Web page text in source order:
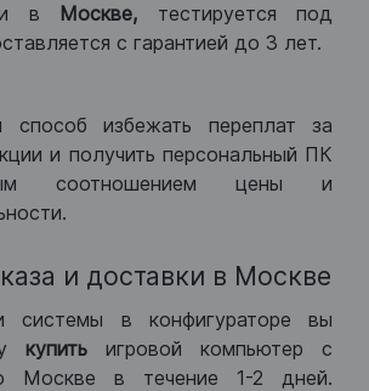
в Москве, тестируется под
с гарантией до 3 лет.
способ избежать переплат за
и получить персональный ПК
соотношением цены и
и доставки в Москве
системы в конфигураторе вы
купить игровой компьютер с
Москве в течение 1-2 дней.